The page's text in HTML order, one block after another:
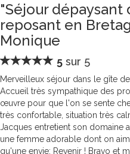
"Séjour dépaysant
reposant en
Monique
5 sur 5
Merveilleux séjour dans le gîte
Accueil très sympathique des
œuvre pour que l'on se sente
très confortable, situation très
Jacques entretient son domaine
une femme adorable dont on
qu'une envie: Revenir ! Bravo et